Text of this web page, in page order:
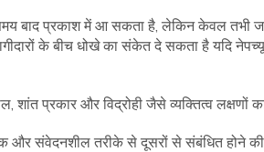
बाद प्रकाश में आ सकता है, लेकिन केवल तभी
के बीच धोखे का संकेत दे सकता है यदि
शांत प्रकार और विद्रोही जैसे व्यक्तित्व
और संवेदनशील तरीके से दूसरों से संबंधित होने की